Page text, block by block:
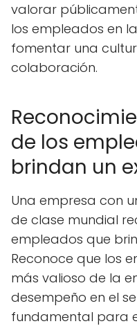
valorar
los empleados en
fomentar una
colaboración.
de los
brindan un
Una empresa con
de clase mundial
empleados que
Reconoce que los
más valioso de la
desempeño en el
fundamental para